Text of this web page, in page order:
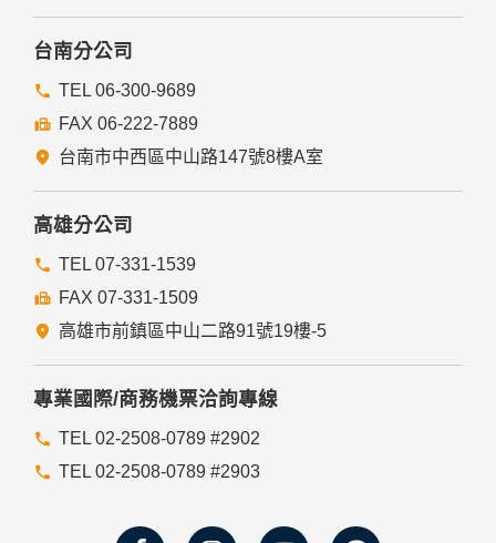
台南分公司
TEL 06-300-9689
FAX 06-222-7889
台南市中西區中山路147號8樓A室
高雄分公司
TEL 07-331-1539
FAX 07-331-1509
高雄市前鎮區中山二路91號19樓-5
專業國際/商務機票洽詢專線
TEL 02-2508-0789 #2902
TEL 02-2508-0789 #2903